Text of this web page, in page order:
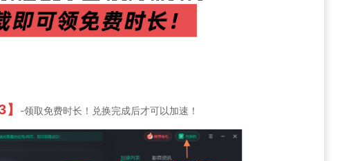
-领取免费时长！兑换完成后才可以加速！